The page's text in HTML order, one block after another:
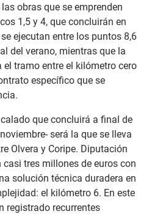
obras que se emprenden
1,5 y 4, que concluirán en
ejecutan entre los puntos 8,6
del verano, mientras que la
el tramo entre el kilómetro cero
específico que se
que concluirá a final de
será la que se lleva
Olvera y Coripe. Diputación
tres millones de euros con
solución técnica duradera en
el kilómetro 6. En este
registrado recurrentes